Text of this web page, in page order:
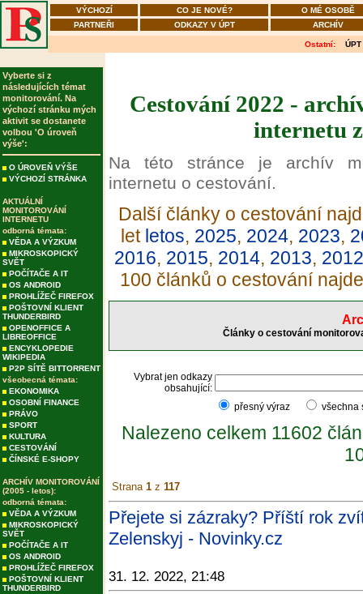
VÝCHOZÍ CO JE NOVÉ?
O MÉ OSOBĚ
PARTNEŘI
ODKAZY V ÚPT ARCHÍV
Ostatní: ÚPT
Vyberte si z
následujících témat
monitorování. Na
výchozí stránku mých
aktivit se dostanete
volbou 'O úroveň
výše':
O ÚROVEŇ VÝŠE
VÝCHOZÍ STRÁNKA
AKTUÁLNÍ
MONITOROVÁNÍ
INTERNETU
odborná témata:
VĚDA A VÝZKUM
MIKROSKOPICKÝ
SVĚT
POČÍTAČE A IT
OS ANDROID
PROHLÍŽEČ FIREFOX
POŠTOVNÍ KLIENT
THUNDERBIRD
OPENOFFICE A
LIBREOFFICE
ENCYKLOPEDIE
WIKIPEDIA
P2P SÍTĚ BITTORRENT
všeobecná témata:
EKONOMIKA
OSOBNÍ FINANCE
PRÁVO
SPORT
KULTURA
CESTOVÁNÍ
ČÍNSKÉ E-SHOPY
ARCHÍV MONITOROVÁNÍ
(2005 - letos):
odborná témata:
VĚDA A VÝZKUM
MIKROSKOPICKÝ
SVĚT
POČÍTAČE A IT
OS ANDROID
PROHLÍŽEČ FIREFOX
POŠTOVNÍ KLIENT
THUNDERBIRD
Cestování 2022 -
internetu
Na této stránce je archív
internetu o cestování.
Další články o cestování
let letos, 2025, 2024, 2023,
2016, 2015, 2014, 2013, 2012
100 článků o cestování
Články o cestování
Vybrat jen odkazy
obsahující:
přesný výraz
Nalezeno celkem 11602
Strana 1 z 117
Přejete si zázraky? Příští rok
Zelenskyj - Novinky.cz
31. 12. 2022, 21:48